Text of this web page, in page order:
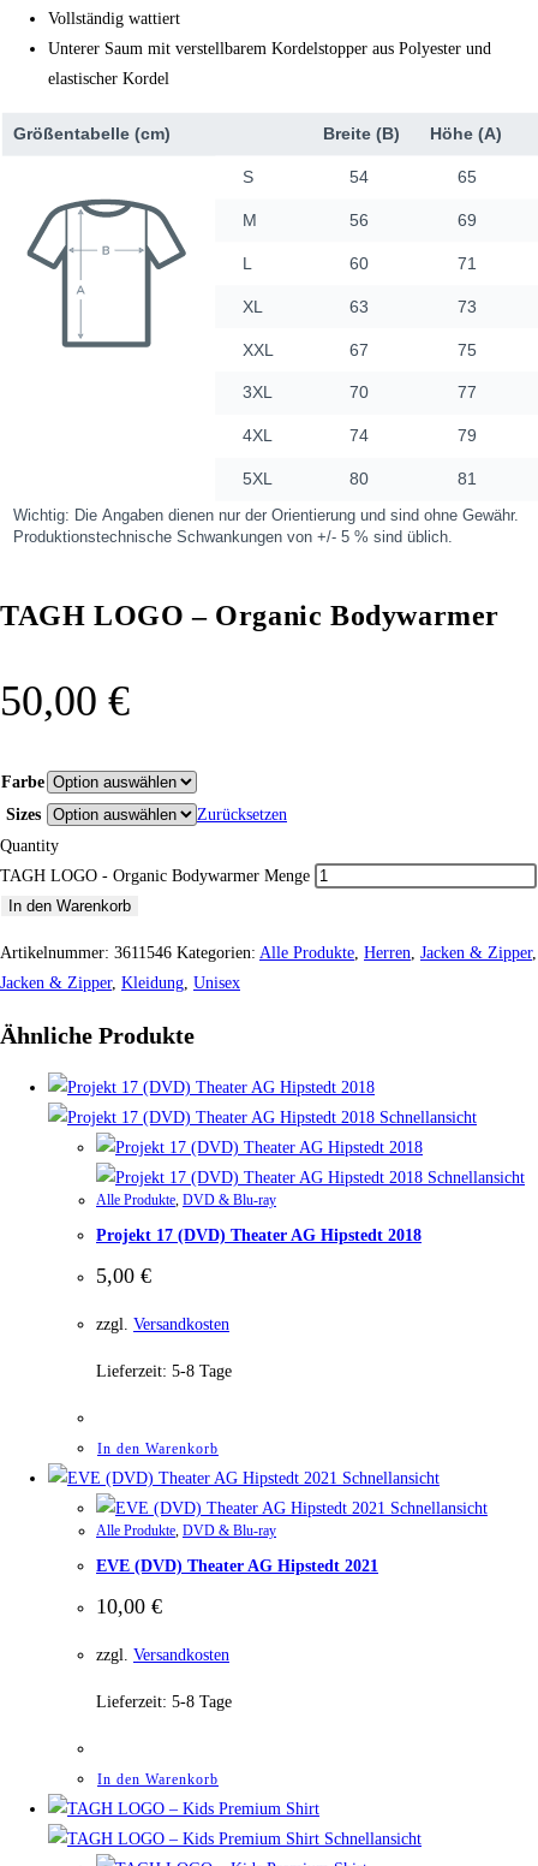
Vollständig wattiert
Unterer Saum mit verstellbarem Kordelstopper aus Polyester und
elastischer Kordel
TAGH LOGO – Organic Bodywarmer
50,00 €
Farbe
Sizes
Zurücksetzen
Quantity
TAGH LOGO - Organic Bodywarmer Menge
In den Warenkorb
Artikelnummer: 3611546 Kategorien: Alle Produkte, Herren, Jacken & Zipper,
Jacken & Zipper, Kleidung, Unisex
Ähnliche Produkte
Schnellansicht
Schnellansicht
Alle Produkte DVD & Blu-ray
Projekt 17 (DVD) Theater AG Hipstedt 2018
5,00 €
zzgl. Versandkosten
Lieferzeit: 5-8 Tage
In den Warenkorb
Schnellansicht
Schnellansicht
Alle Produkte, DVD & Blu-ray
EVE (DVD) Theater AG Hipstedt 2021
10,00 €
zzgl. Versandkosten
Lieferzeit: 5-8 Tage
In den Warenkorb
Schnellansicht